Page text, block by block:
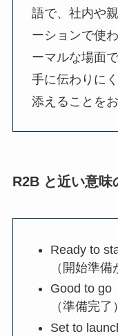
語で、社内や
ーションで使
ーマルな場面
手に伝わりに
添えることを
R2B と近い意味
Ready to
（開始準備
Good to go
（準備完了）
Set to